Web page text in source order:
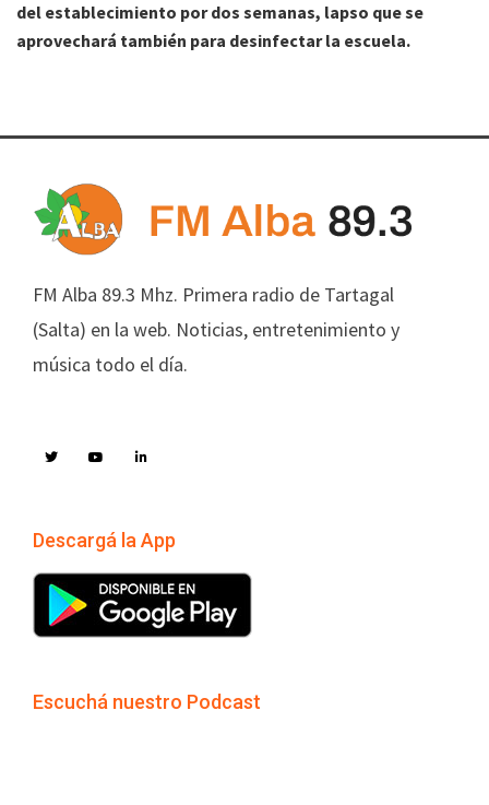
del establecimiento por dos semanas, lapso que se
aprovechará también para desinfectar la escuela.
FM Alba 89.3 Mhz. Primera radio de Tartagal
(Salta) en la web. Noticias, entretenimiento y
música todo el día.
Descargá la App
Escuchá nuestro Podcast